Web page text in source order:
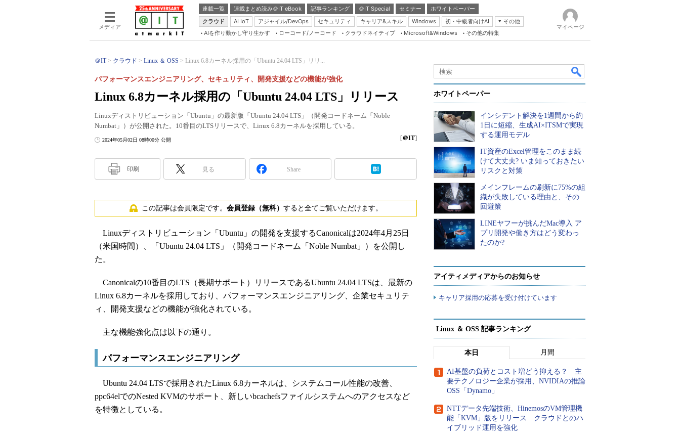
メディア
連載一覧 連載まとめ読み＠IT eBook 記事ランキング ＠IT Special セミナー
ホワイトペーパー
クラウド
AI IoT アジャイル/DevOps セキュリティ キャリア&スキル Windows 初・中級者向けAI
その他
Server & Storage
Database Expert
Linux ＆ OSS
Master of IP Network
Security & Trust
Insider.NET
ブログ
AIを作り動かし守り生かす ローコード/ノーコード クラウドネイティブ Microsoft&Windows その他の特集
マイページ
＠IT クラウド Linux ＆ OSS Linux 6.8カーネル採用の「Ubuntu 24.04 LTS」リリ...
Linux 6.8カーネル採用の「Ubuntu 24.04 LTS」リリース
パフォーマンスエンジニアリング、セキュリティ、開発支援などの機能が強化
Linuxディストリビューション「Ubuntu」の最新版「Ubuntu 24.04 LTS」（開発コードネーム「Noble
Numbat」）が公開された。10番目のLTSリリースで、Linux 6.8カーネルを採用している。
2024年05月02日 08時00分 公開 [＠IT]
印刷 見る Share
この記事は会員限定です。 会員登録（無料） すると全てご覧いただけます。
Linuxディストリビューション「Ubuntu」の開発を支援するCanonicalは2024年4月25日
（米国時間）、「Ubuntu 24.04 LTS」（開発コードネーム「Noble Numbat」）を公開し
た。
Canonicalの10番目のLTS（長期サポート）リリースであるUbuntu 24.04 LTSは、最新の
Linux 6.8カーネルを採用しており、パフォーマンスエンジニアリング、企業セキュリテ
ィ、開発支援などの機能が強化されている。
主な機能強化点は以下の通り。
パフォーマンスエンジニアリング
Ubuntu 24.04 LTSで採用されたLinux 6.8カーネルは、システムコール性能の改善、
ppc64elでのNested KVMのサポート、新しいbcachefsファイルシステムへのアクセスなど
を特徴としている。
ホワイトペーパー
インシデント解決を1週間から約
1日に短縮、生成AI×ITSMで実現
する運用モデル
IT資産のExcel管理をこのまま続
けて大丈夫? いま知っておきたい
リスクと対策
メインフレームの刷新に75%の組
織が失敗している理由と、その
回避策
LINEヤフーが挑んだMac導入 ア
プリ開発や働き方はどう変わっ
たのか?
アイティメディアからのお知らせ
キャリア採用の応募を受け付けています
Linux ＆ OSS 記事ランキング
本日 月間
AI基盤の負荷とコスト増どう抑える？ 主
要テクノロジー企業が採用、NVIDIAの推論
OSS「Dynamo」
NTTデータ先端技術、HinemosのVM管理機
能「KVM」版をリリース クラウドとのハ
イブリッド運用を強化